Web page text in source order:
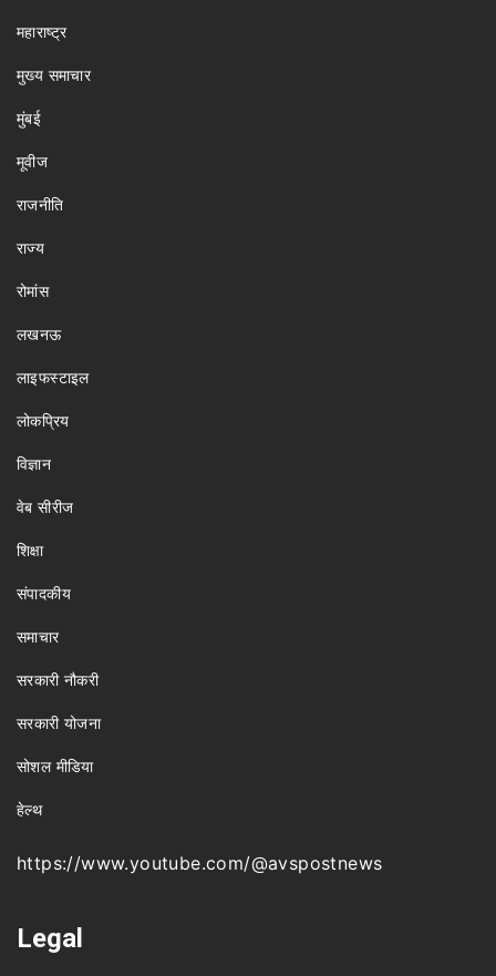
महाराष्ट्र
मुख्य समाचार
मुंबई
मूवीज
राजनीति
राज्य
रोमांस
लखनऊ
लाइफस्टाइल
लोकप्रिय
विज्ञान
वेब सीरीज
शिक्षा
संपादकीय
समाचार
सरकारी नौकरी
सरकारी योजना
सोशल मीडिया
हेल्थ
https://www.youtube.com/@avspostnews
Legal